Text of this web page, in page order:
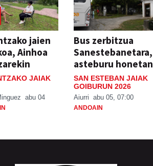
jaien
Ainhoa
JAIAK
abu 04
Bus zerbitzua
Sanestebanetara,
asteburu honetan
SAN ESTEBAN JAIAK
GOIBURUN 2026
Aiurri abu 05, 07:00
ANDOAIN